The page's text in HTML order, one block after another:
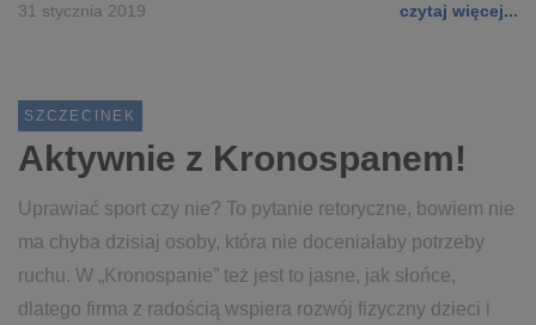
31 stycznia 2019 czytaj więcej...
SZCZECINEK
Aktywnie z Kronospanem!
Uprawiać sport czy nie? To pytanie retoryczne, bowiem nie
ma chyba dzisiaj osoby, która nie doceniałaby potrzeby
ruchu. W „Kronospanie” też jest to jasne, jak słońce,
dlatego firma z radością wspiera rozwój fizyczny dzieci i